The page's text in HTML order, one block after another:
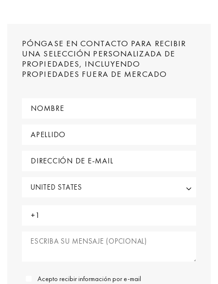
PÓNGASE EN CONTACTO PARA RECIBIR
UNA SELECCIÓN PERSONALIZADA DE
PROPIEDADES, INCLUYENDO
PROPIEDADES FUERA DE MERCADO
Acepto recibir información por e-mail